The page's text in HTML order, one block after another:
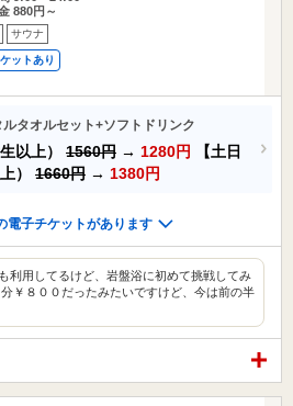
880円～
サウナ
ットあり
ルタオルセット+ソフトドリンク
以上） 1560円 → 1280円
【土日
） 1660円 → 1380円
電子チケットがあります
利用してるけど、岩盤浴に初めて挑戦してみ
￥８００だったみたいですけど、今は前の半